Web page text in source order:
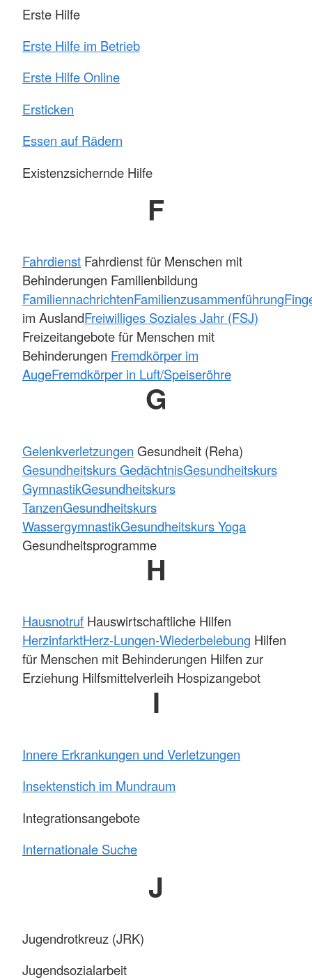
Erste Hilfe
Erste Hilfe im Betrieb
Erste Hilfe Online
Ersticken
Essen auf Rädern
Existenzsichernde Hilfe
F
Fahrdienst Fahrdienst für Menschen mit
Behinderungen Familienbildung
FamiliennachrichtenFamilienzusammenführung
im AuslandFreiwilliges Soziales Jahr (FSJ)
Freizeitangebote für Menschen mit
Behinderungen Fremdkörper im
AugeFremdkörper in Luft/Speiseröhre
G
Gelenkverletzungen Gesundheit (Reha)
Gesundheitskurs GedächtnisGesundheitskurs
GymnastikGesundheitskurs
TanzenGesundheitskurs
WassergymnastikGesundheitskurs Yoga
Gesundheitsprogramme
H
Hausnotruf Hauswirtschaftliche Hilfen
HerzinfarktHerz-Lungen-Wiederbelebung Hilfen
für Menschen mit Behinderungen Hilfen zur
Erziehung Hilfsmittelverleih Hospizangebot
I
Innere Erkrankungen und Verletzungen
Insektenstich im Mundraum
Integrationsangebote
Internationale Suche
J
Jugendrotkreuz (JRK)
Jugendsozialarbeit